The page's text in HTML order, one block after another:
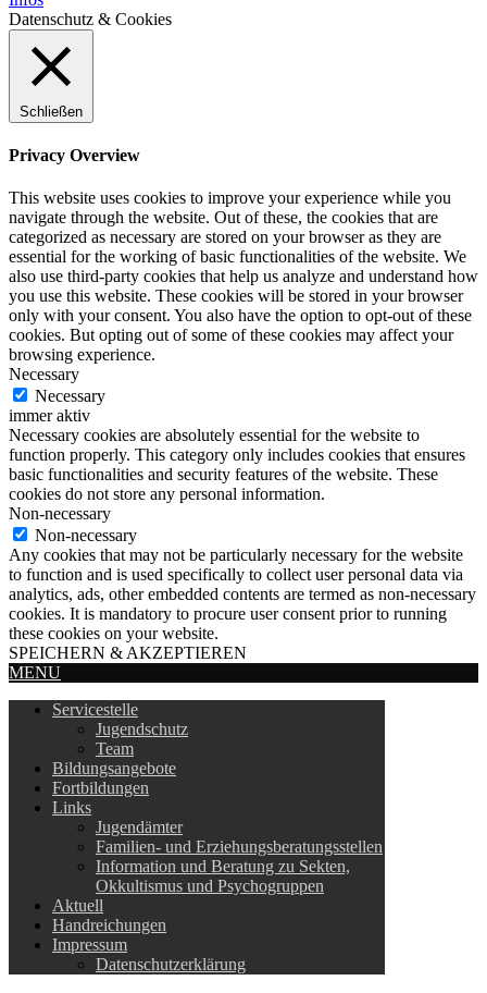
Datenschutz & Cookies
Schließen
Privacy Overview
This website uses cookies to improve your experience while you
navigate through the website. Out of these, the cookies that are
categorized as necessary are stored on your browser as they are
essential for the working of basic functionalities of the website. We
also use third-party cookies that help us analyze and understand how
you use this website. These cookies will be stored in your browser
only with your consent. You also have the option to opt-out of these
cookies. But opting out of some of these cookies may affect your
browsing experience.
Necessary
Necessary
immer aktiv
Necessary cookies are absolutely essential for the website to
function properly. This category only includes cookies that ensures
basic functionalities and security features of the website. These
cookies do not store any personal information.
Non-necessary
Non-necessary
Any cookies that may not be particularly necessary for the website
to function and is used specifically to collect user personal data via
analytics, ads, other embedded contents are termed as non-necessary
cookies. It is mandatory to procure user consent prior to running
these cookies on your website.
SPEICHERN & AKZEPTIEREN
MENU
Servicestelle
Jugendschutz
Team
Bildungsangebote
Fortbildungen
Links
Jugendämter
Familien- und Erziehungsberatungsstellen
Information und Beratung zu Sekten,
Okkultismus und Psychogruppen
Aktuell
Handreichungen
Impressum
Datenschutzerklärung